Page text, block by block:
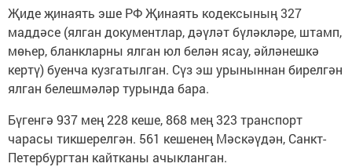
Җиде җинаять эше РФ Җинаять кодексының 327
маддәсе (ялган документлар, дәүләт бүләкләре, штамп,
мөһер, бланкларны ялган юл белән ясау, әйләнешкә
кертү) буенча кузгатылган. Сүз эш урыныннан бирелгән
ялган белешмәләр турында бара.
Бүгенгә 937 мең 228 кеше, 868 мең 323 транспорт
чарасы тикшерелгән. 561 кешенең Мәскәүдән, Санкт-
Петербургтан кайтканы ачыкланган.